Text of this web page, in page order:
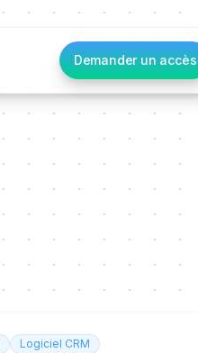
Demander un accès
Logiciel CRM